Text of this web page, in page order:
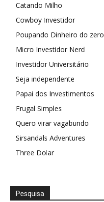
Catando Milho
Cowboy Investidor
Poupando Dinheiro do zero
Micro Investidor Nerd
Investidor Universitário
Seja independente
Papai dos Investimentos
Frugal Simples
Quero virar vagabundo
Sirsandals Adventures
Three Dolar
Pesquisa